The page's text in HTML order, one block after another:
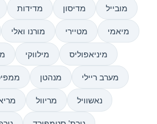
מדידות מדיסון מובייל
מורנו ואלי מטיירי מיאמי
מילווקי מיניאפוליס
מנהטן מערב ריילי
מריוול נאשוויל